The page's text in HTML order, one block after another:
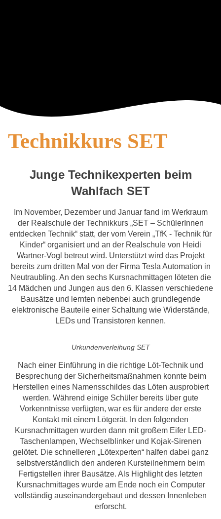
Technikkurs SET
Junge Technikexperten beim
Wahlfach SET
Im November, Dezember und Januar fand im Werkraum
der Realschule der Technikkurs „SET – SchülerInnen
entdecken Technik“ statt, der vom Verein „TfK - Technik für
Kinder“ organisiert und an der Realschule von Heidi
Wartner-Vogl betreut wird. Unterstützt wird das Projekt
bereits zum dritten Mal von der Firma Tesla Automation in
Neutraubling. An den sechs Kursnachmittagen löteten die
14 Mädchen und Jungen aus den 6. Klassen verschiedene
Bausätze und lernten nebenbei auch grundlegende
elektronische Bauteile einer Schaltung wie Widerstände,
LEDs und Transistoren kennen.
Urkundenverleihung SET
Nach einer Einführung in die richtige Löt-Technik und
Besprechung der Sicherheitsmaßnahmen konnte beim
Herstellen eines Namensschildes das Löten ausprobiert
werden. Während einige Schüler bereits über gute
Vorkenntnisse verfügten, war es für andere der erste
Kontakt mit einem Lötgerät. In den folgenden
Kursnachmittagen wurden dann mit großem Eifer LED-
Taschenlampen, Wechselblinker und Kojak-Sirenen
gelötet. Die schnelleren „Lötexperten“ halfen dabei ganz
selbstverständlich den anderen Kursteilnehmern beim
Fertigstellen ihrer Bausätze. Als Highlight des letzten
Kursnachmittages wurde am Ende noch ein Computer
vollständig auseinandergebaut und dessen Innenleben
erforscht.